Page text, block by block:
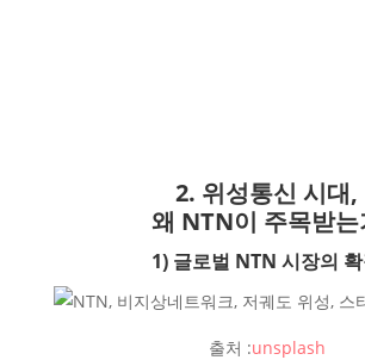
2. 위성통신 시대,
왜 NTN이 주목받는
1) 글로벌 NTN 시장의
출처 :unsplash